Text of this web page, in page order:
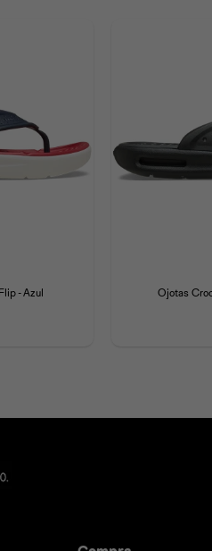
- Azul Ojotas